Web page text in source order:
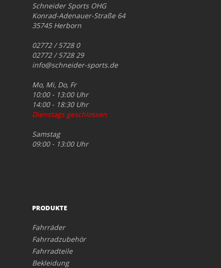
Schneider Sports OHG
Konrad-Adenauer-Straße 64
35745 Herborn
02772 / 5728 0
02772 / 5728 29
info@schneider-sports.de
Mo, Mi, Do, Fr
10:00 - 13:00 Uhr
14:00 - 18:30 Uhr
Dienstags geschlossen
Samstag
09:00 - 13:00 Uhr
PRODUKTE
Fahrräder
Fahrradzubehör
Fahrradteile
Bekleidung